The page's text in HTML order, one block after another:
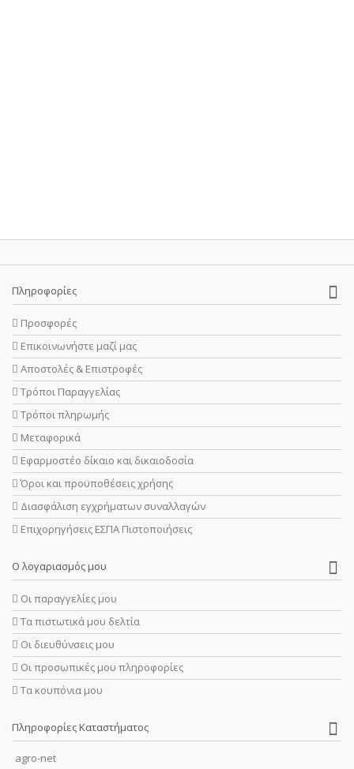
Πληροφορίες
Προσφορές
Επικοινωνήστε μαζί μας
Αποστολές & Επιστροφές
Τρόποι Παραγγελίας
Τρόποι πληρωμής
Μεταφορικά
Εφαρμοστέο δίκαιο και δικαιοδοσία
Όροι και προϋποθέσεις χρήσης
Διασφάλιση εγχρήματων συναλλαγών
Επιχορηγήσεις ΕΣΠΑ Πιστοποιήσεις
Ο λογαριασμός μου
Οι παραγγελίες μου
Τα πιστωτικά μου δελτία
Οι διευθύνσεις μου
Οι προσωπικές μου πληροφορίες
Τα κουπόνια μου
Πληροφορίες Καταστήματος
agro-net